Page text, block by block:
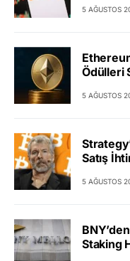
5 AĞUSTOS
Ödülleri
5 AĞUSTOS
Satış
5 AĞUSTOS
Staking